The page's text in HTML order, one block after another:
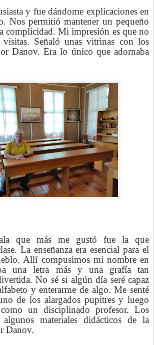
y fue dándome explicaciones en
Nos permitió mantener un pequeño
complicidad. Mi impresión es que no
visitas. Señaló unas vitrinas con los
Danov. Era lo único que adornaba
que más me gustó fue la que
La enseñanza era esencial para el
Allí compusimos mi nombre en
una letra más y una grafía tan
No sé si algún día seré capaz
y enterarme de algo. Me senté
de los alargados pupitres y luego
un disciplinado profesor. Los
materiales didácticos de la
Danov.